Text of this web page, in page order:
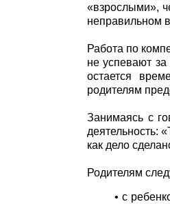
«взрослыми»,
неправильном
Работа по
не успевают
остается
родителям
Занимаясь с
деятельность:
как дело
Родителям
• с